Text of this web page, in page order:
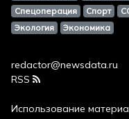
Спецоперация
Спорт
Экология
Экономика
redactor@newsdata.ru
RSS
Использование